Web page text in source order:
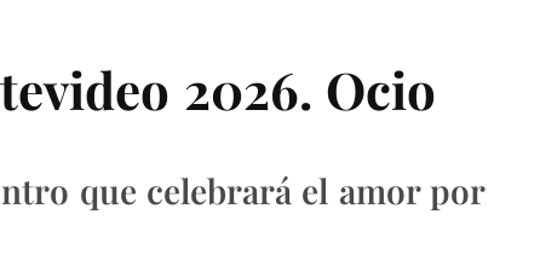
2026. Ocio
que celebrará el amor por